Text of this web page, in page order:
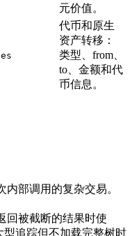
元价值。
代币和原生
资产转移：
类型、from、
to、金额和代
币信息。
部调用的复杂交易。
回被截断的结果时使
型追踪但不加载完整树时